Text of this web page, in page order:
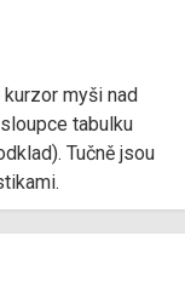
myši nad
tabulku
Tučně jsou